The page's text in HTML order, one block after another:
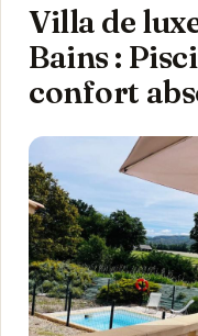
Villa de
Bains :
confort